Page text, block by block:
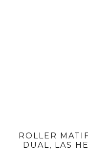
ROLLER
DUAL, LAS